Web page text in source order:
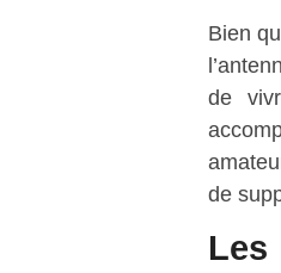
Bien
de
de